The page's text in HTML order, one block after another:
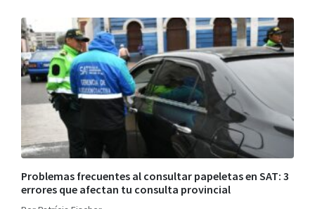
Problemas frecuentes al consultar papeletas en SAT: 3
errores que afectan tu consulta provincial